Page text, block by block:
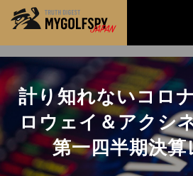
計り知れないコロ
ロウェイ＆アクシ
第一四半期決
MOST WANTED テストランキング
NEW RELEASES 新製品情報
HOW TO ゴルフ上達・実践テクニッ
LAB テスト・データ検証
※メーカー名やクラブ名など、検索したい事
力してください。